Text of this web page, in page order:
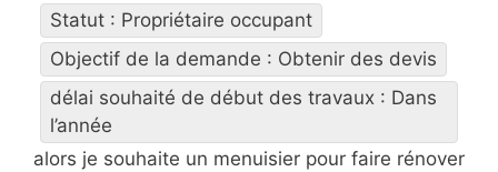
Statut : Propriétaire occupant
Objectif de la demande : Obtenir des devis
délai souhaité de début des travaux : Dans
l’année
alors je souhaite un menuisier pour faire rénover